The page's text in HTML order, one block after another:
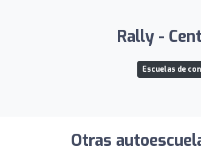
Rally -
Escuelas de
Otras